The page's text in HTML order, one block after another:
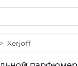
Xerjoff